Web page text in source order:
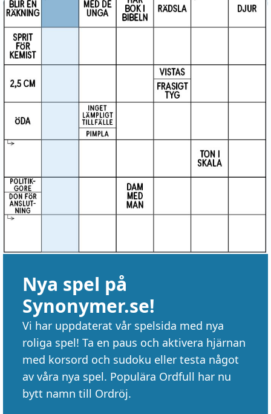
Nya spel på
Synonymer.se!
Vi har uppdaterat vår spelsida med nya
roliga spel! Ta en paus och aktivera hjärnan
med korsord och sudoku eller testa något
av våra nya spel. Populära Ordfull har nu
bytt namn till Ordröj.